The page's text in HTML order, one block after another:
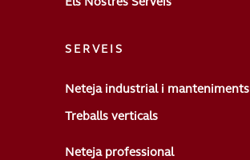
SERVEIS
Neteja industrial i manteniments
Treballs verticals
Neteja professional